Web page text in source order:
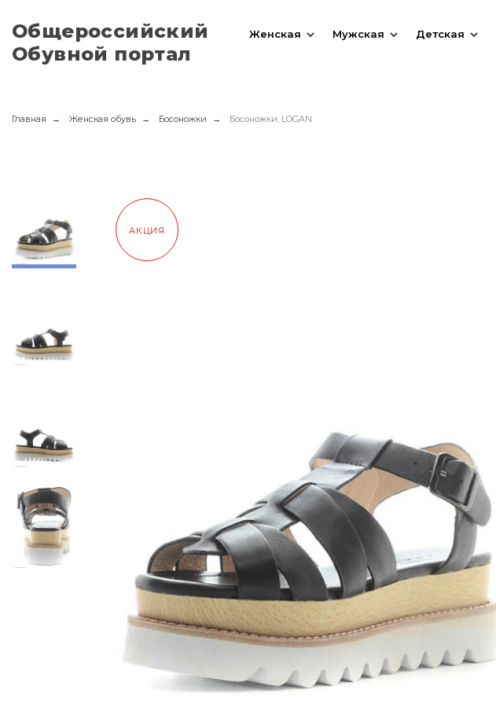
Общероссийский
Обувной портал
Женская Мужская Детская
Главная Женская обувь Босоножки Босоножки, LOGAN
АКЦИЯ